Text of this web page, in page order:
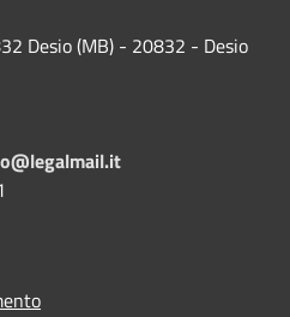
Desio (MB) - 20832 - Desio